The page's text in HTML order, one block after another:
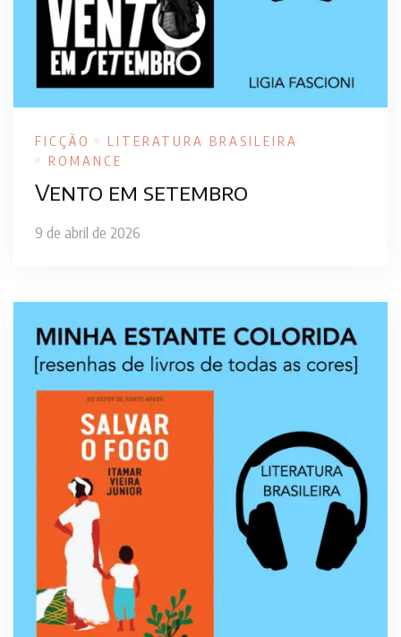
FICÇÃO
LITERATURA BRASILEIRA
ROMANCE
Vento em setembro
9 de abril de 2026